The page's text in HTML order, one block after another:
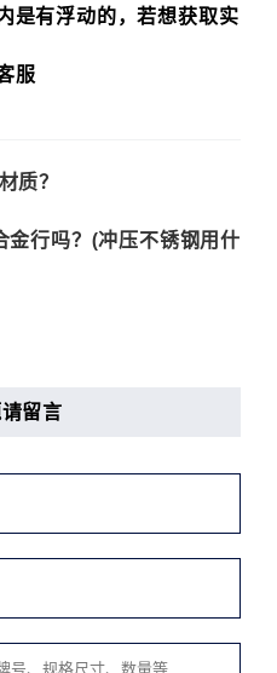
是有浮动的，若想获取实
服
质？
金行吗？(冲压不锈钢用什
留言